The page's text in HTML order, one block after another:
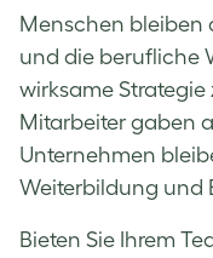
Menschen bleiben
und die berufliche
wirksame
Mitarbeiter gaben
Unternehmen
Weiterbildung und
Bieten Sie Ihrem